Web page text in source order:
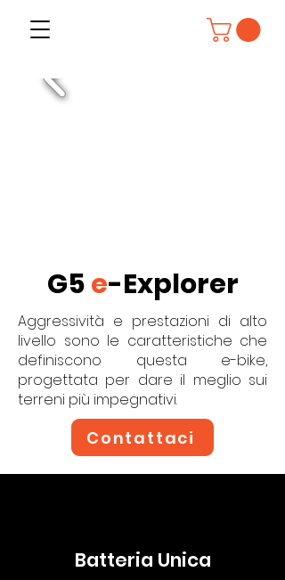
G5e-Explorer
Aggressività e prestazioni di alto
livello sono le caratteristiche che
definiscono questa e-bike,
progettata per dare il meglio sui
terreni più impegnativi.
Contattaci
Batteria Unica